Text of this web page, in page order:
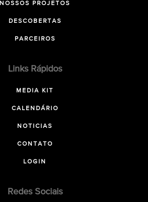
NOSSOS PROJETOS
DESCOBERTAS
PARCEIROS
Links Rápidos
MEDIA KIT
CALENDÁRIO
NOTICIAS
CONTATO
LOGIN
Redes Sociais